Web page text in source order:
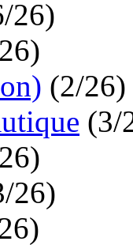
26)
(2/26)
(3/
26)